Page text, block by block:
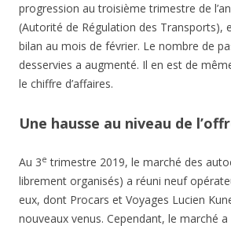
progression au troisième trimestre de
(Autorité de Régulation des Transports),
bilan au mois de février. Le nombre de
desservies a augmenté. Il en est de
le chiffre d’affaires.
Une hausse au niveau de
Au 3e trimestre 2019, le marché des
librement organisés) a réuni neuf
eux, dont Procars et Voyages Lucien
nouveaux venus. Cependant, le marché